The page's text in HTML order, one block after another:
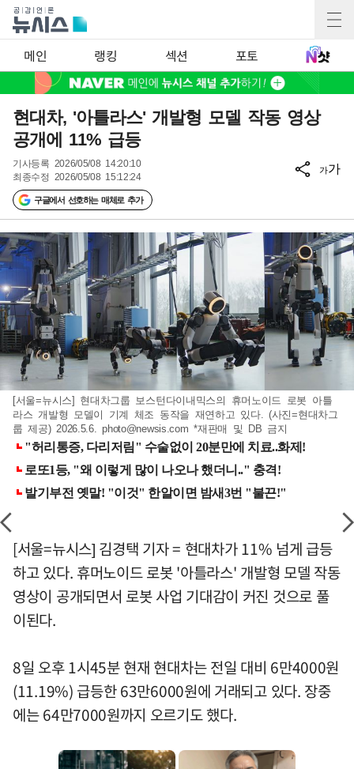
메인 랭킹 섹션 포토
현대차, '아틀라스' 개발형 모델 작동 영상
공개에 11% 급등
기사등록 2026/05/08 14:20:10
최종수정 2026/05/08 15:12:24
구글에서 선호하는 매체로 추가
가가
[서울=뉴시스] 현대차그룹 보스턴다이내믹스의 휴머노이드 로봇 아틀
라스 개발형 모델이 기계 체조 동작을 재연하고 있다. (사진=현대차그
룹 제공) 2026.5.6.photo@newsis.com *재판매 및 DB 금지
[서울=뉴시스] 김경택 기자 = 현대차가 11% 넘게 급등
하고 있다. 휴머노이드 로봇 '아틀라스' 개발형 모델 작동
영상이 공개되면서 로봇 사업 기대감이 커진 것으로 풀
이된다.
8일 오후 1시45분 현재 현대차는 전일 대비 6만4000원
(11.19%) 급등한 63만6000원에 거래되고 있다. 장중
에는 64만7000원까지 오르기도 했다.